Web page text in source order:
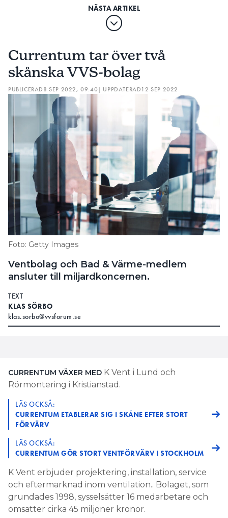
Currentum tar över två
skånska VVS-bolag
PUBLICERAD8 SEP 2022, 09:40| UPPDATERAD12 SEP 2022
Foto: Getty Images
Ventbolag och Bad & Värme-medlem
ansluter till miljardkoncernen.
TEXT
KLAS SÖRBO
klas.sorbo@vvsforum.se
CURRENTUM VÄXER MED K Vent i Lund och
Rörmontering i Kristianstad.
LÄS OCKSÅ:
CURRENTUM ETABLERAR SIG I SKÅNE EFTER STORT
FÖRVÄRV
LÄS OCKSÅ:
CURRENTUM GÖR STORT VENTFÖRVÄRV I STOCKHOLM
K Vent erbjuder projektering, installation, service
och eftermarknad inom ventilation.. Bolaget, som
grundades 1998, sysselsätter 16 medarbetare och
omsätter cirka 45 miljoner kronor.